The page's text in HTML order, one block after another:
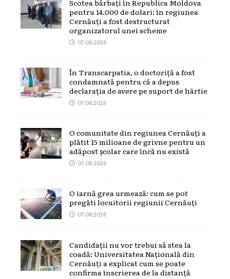
Scotea bărbați în Republica Moldova
pentru 14.000 de dolari: în regiunea
Cernăuți a fost destructurat
organizatorul unei scheme
07.08.2026
În Transcarpatia, o doctoriță a fost
condamnată pentru că a depus
declarația de avere pe suport de hârtie
07.08.2026
O comunitate din regiunea Cernăuți a
plătit 15 milioane de grivne pentru un
adăpost școlar care încă nu există
07.08.2026
O iarnă grea urmează: cum se pot
pregăti locuitorii regiunii Cernăuți
07.08.2026
Candidații nu vor trebui să stea la
coadă: Universitatea Națională din
Cernăuți a explicat cum se poate
confirma înscrierea de la distanță